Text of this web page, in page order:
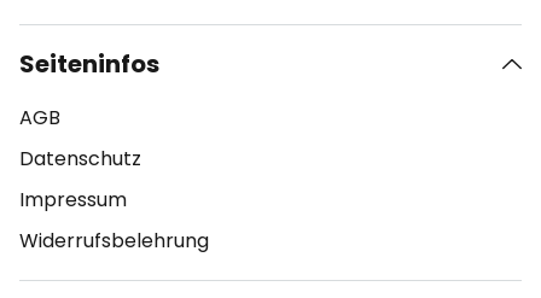
Seiteninfos
AGB
Datenschutz
Impressum
Widerrufsbelehrung